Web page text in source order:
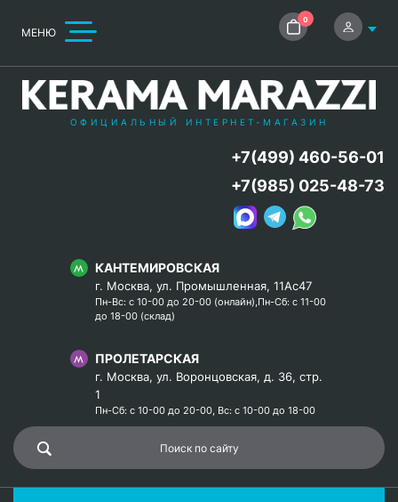
МЕНЮ
0
ОФИЦИАЛЬНЫЙ ИНТЕРНЕТ-МАГАЗИН
КАНТЕМИРОВСКАЯ
г. Москва, ул. Промышленная, 11Ас47
Пн-Вс: с 10-00 до 20-00 (онлайн),Пн-Сб: с 11-00
до 18-00 (склад)
ПРОЛЕТАРСКАЯ
г. Москва, ул. Воронцовская, д. 36, стр.
1
Пн-Сб: с 10-00 до 20-00, Вс: с 10-00 до 18-00
+7(499) 460-56-01
+7(985) 025-48-73